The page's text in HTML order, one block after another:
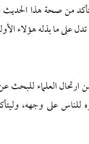
من صحة هذا
على ما بذله هؤلاء
العلماء للبحث
على وجهه،